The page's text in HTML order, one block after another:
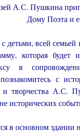
А.С. Пушкина
Дому Поэта и
детьми, всей
которая будет
в
с
и творчества А.С.
исторических
в основном здании